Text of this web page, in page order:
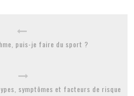
puis-je faire du sport ?
symptômes et facteurs de risque